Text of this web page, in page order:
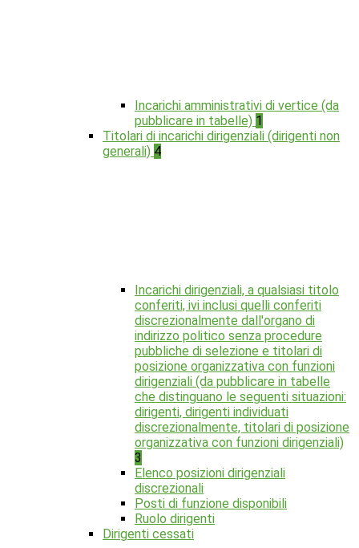
Incarichi amministrativi di vertice (da
pubblicare in tabelle) 1
Titolari di incarichi dirigenziali (dirigenti non
generali) 4
Incarichi dirigenziali, a qualsiasi titolo
conferiti, ivi inclusi quelli conferiti
discrezionalmente dall'organo di
indirizzo politico senza procedure
pubbliche di selezione e titolari di
posizione organizzativa con funzioni
dirigenziali (da pubblicare in tabelle
che distinguano le seguenti situazioni:
dirigenti, dirigenti individuati
discrezionalmente, titolari di posizione
organizzativa con funzioni dirigenziali)
3
Elenco posizioni dirigenziali
discrezionali
Posti di funzione disponibili
Ruolo dirigenti
Dirigenti cessati